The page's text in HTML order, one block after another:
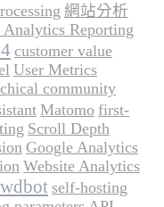
網站分析
Analytics Reporting
customer value
User Metrics
community
Matomo first-
Scroll Depth
Google Analytics
Website Analytics
self-hosting